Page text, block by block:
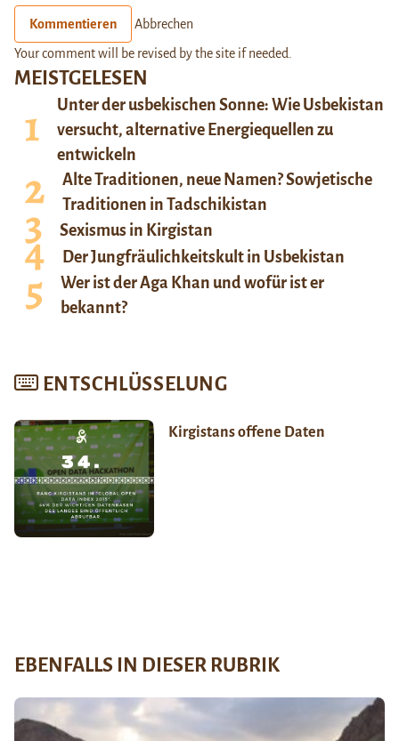
MEISTGELESEN
Unter der usbekischen Sonne: Wie Usbekistan
versucht, alternative Energiequellen zu
entwickeln
Alte Traditionen, neue Namen? Sowjetische
Traditionen in Tadschikistan
Sexismus in Kirgistan
Der Jungfräulichkeitskult in Usbekistan
Wer ist der Aga Khan und wofür ist er
bekannt?
ENTSCHLÜSSELUNG
Kirgistans offene Daten
Kommentieren Abbrechen
Your comment will be revised by the site if needed.
EBENFALLS IN DIESER RUBRIK